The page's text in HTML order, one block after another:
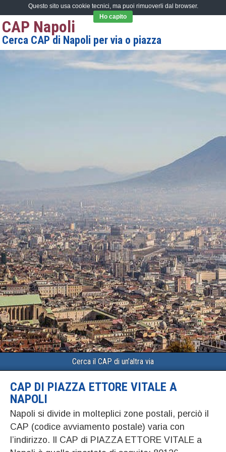
CAP Napoli
Cerca CAP di Napoli per via o piazza
Cerca il CAP di un’altra via
CAP DI PIAZZA ETTORE VITALE A
NAPOLI
Napoli si divide in molteplici zone postali, perciò il
CAP (codice avviamento postale) varia con
l’indirizzo. Il CAP di PIAZZA ETTORE VITALE a
Questo sito usa cookie tecnici, ma puoi rimuoverli dal browser.
Ho capito